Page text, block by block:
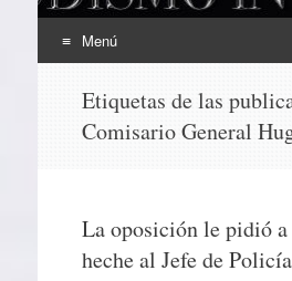
Menú
contenido
Etiquetas de las
Comisario General
La oposición le pidió
heche al Jefe de